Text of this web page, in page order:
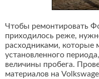
Чтобы ремонтировать
приходилось реже,
расходниками, которые
установленного
величины пробега.
материалов на